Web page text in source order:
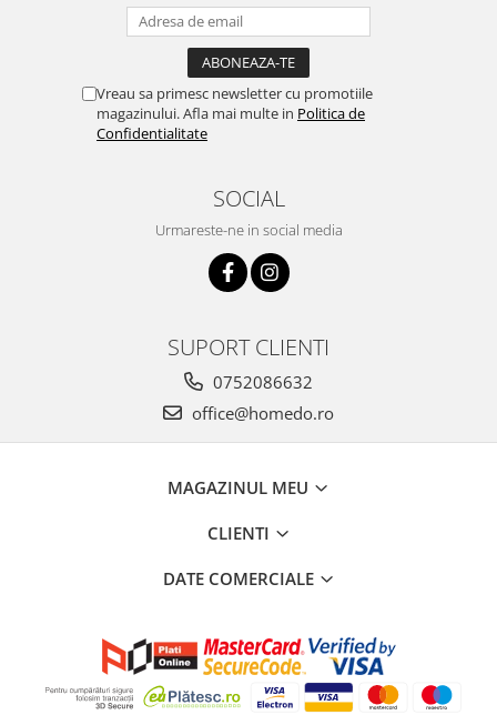
Vreau sa primesc newsletter cu promotiile
magazinului. Afla mai multe in Politica de
Confidentialitate
SOCIAL
Urmareste-ne in social media
SUPORT CLIENTI
0752086632
office@homedo.ro
MAGAZINUL MEU
CLIENTI
DATE COMERCIALE